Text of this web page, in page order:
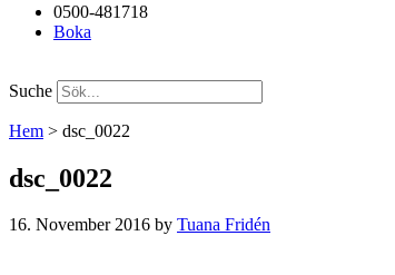
0500-481718
Boka
Suche
Hem > dsc_0022
dsc_0022
16. November 2016 by Tuana Fridén